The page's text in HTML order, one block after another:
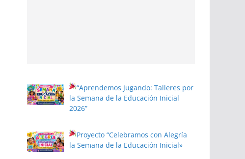
“Aprendemos Jugando: Talleres por
la Semana de la Educación Inicial
2026”
Proyecto“Celebramos con Alegría
la Semana de la Educación Inicial»